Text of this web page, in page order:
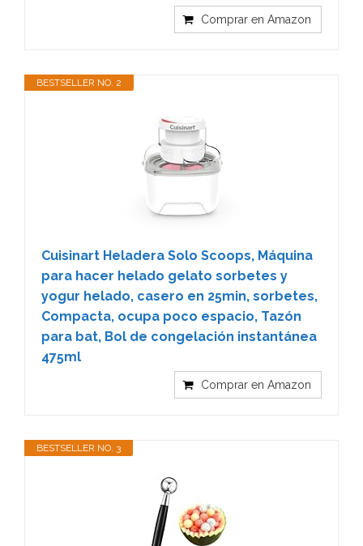
Comprar en Amazon
BESTSELLER NO. 2
Cuisinart Heladera Solo Scoops, Máquina
para hacer helado gelato sorbetes y
yogur helado, casero en 25min, sorbetes,
Compacta, ocupa poco espacio, Tazón
para bat, Bol de congelación instantánea
475ml
Comprar en Amazon
BESTSELLER NO. 3